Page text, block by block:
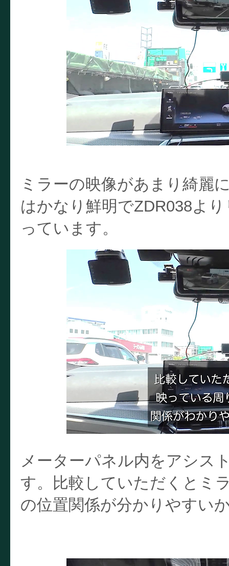
ミラーの映像があまり綺麗
はかなり鮮明でZDR038よ
っています。
メーターパネル内をアシス
す。比較していただくとミ
の位置関係が分かりやすい